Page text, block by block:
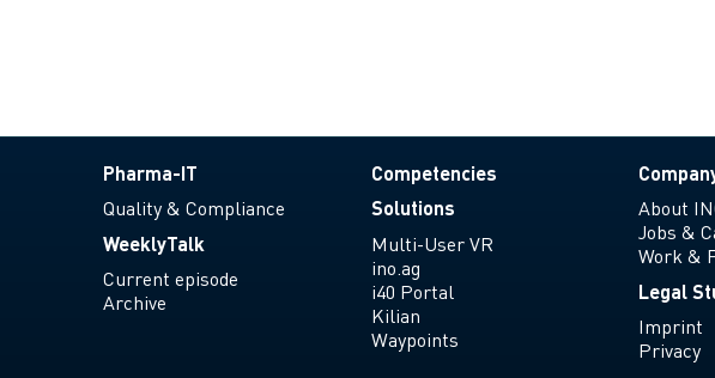
Pharma-IT
Quality & Compliance
WeeklyTalk
Current episode
Archive
Competencies
Solutions
Multi-User VR
ino.ag
i40 Portal
Kilian
Waypoints
About
Jobs &
Work &
Legal
Imprint
Privacy